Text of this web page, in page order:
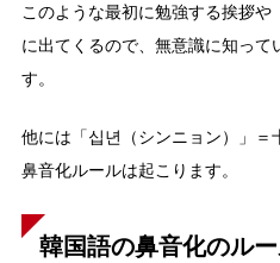
このような最初に勉強する挨拶
に出てくるので、無意識に知って
す。
他には「십년（シンニョン）」＝
鼻音化ルールは起こります。
韓国語の鼻音化のル